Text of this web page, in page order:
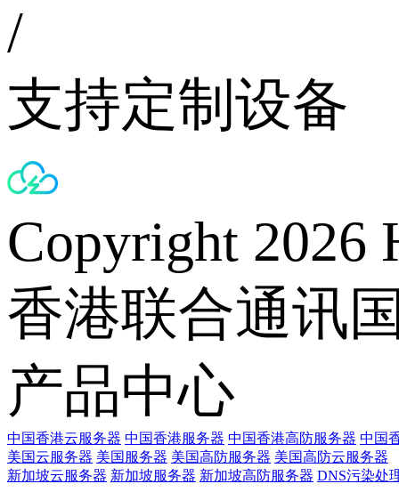
/
支持定制设备
Copyright 2026
香港联合通讯
产品中心
中国香港云服务器 中国香港服务器 中国香港高防服务器 中国
美国云服务器 美国服务器 美国高防服务器 美国高防云服务器
新加坡云服务器 新加坡服务器 新加坡高防服务器 DNS污染处